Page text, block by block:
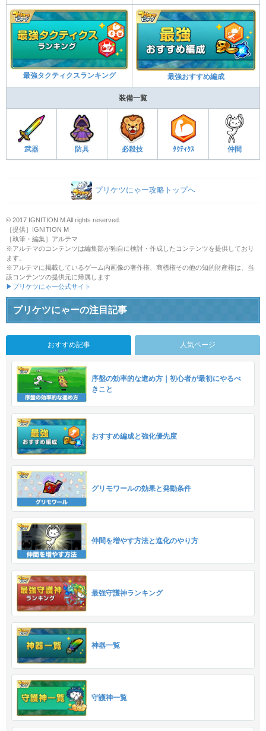
最強タクティクスランキング 最強おすすめ編成
装備一覧
武器 防具 必殺技 ﾀｸﾃｨｸｽ 仲間
プリケツにゃー攻略トップへ
© 2017 IGNITION M All rights reserved.
［提供］IGNITION M
［執筆・編集］アルテマ
※アルテマのコンテンツは編集部が独自に検討・作成したコンテンツを提供しており
ます。
※アルテマに掲載しているゲーム内画像の著作権、商標権その他の知的財産権は、当
該コンテンツの提供元に帰属します
▶プリケツにゃー公式サイト
プリケツにゃーの注目記事
おすすめ記事 人気ページ
序盤の効率的な進め方｜初心者が最初にやるべ
きこと
おすすめ編成と強化優先度
グリモワールの効果と発動条件
仲間を増やす方法と進化のやり方
最強守護神ランキング
神器一覧
守護神一覧